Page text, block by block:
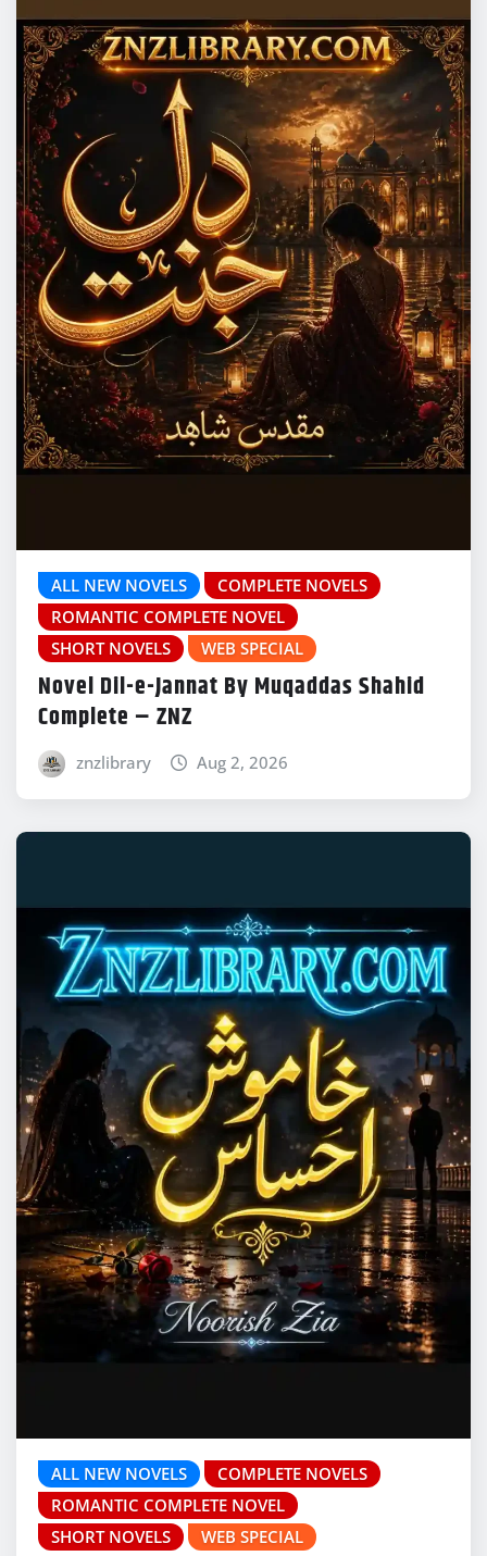
ALL NEW NOVELS
COMPLETE NOVELS
ROMANTIC COMPLETE NOVEL
SHORT NOVELS
WEB SPECIAL
Novel Dil-e-Jannat By Muqaddas Shahid
Complete – ZNZ
znzlibrary Aug 2, 2026
ALL NEW NOVELS
COMPLETE NOVELS
ROMANTIC COMPLETE NOVEL
SHORT NOVELS
WEB SPECIAL